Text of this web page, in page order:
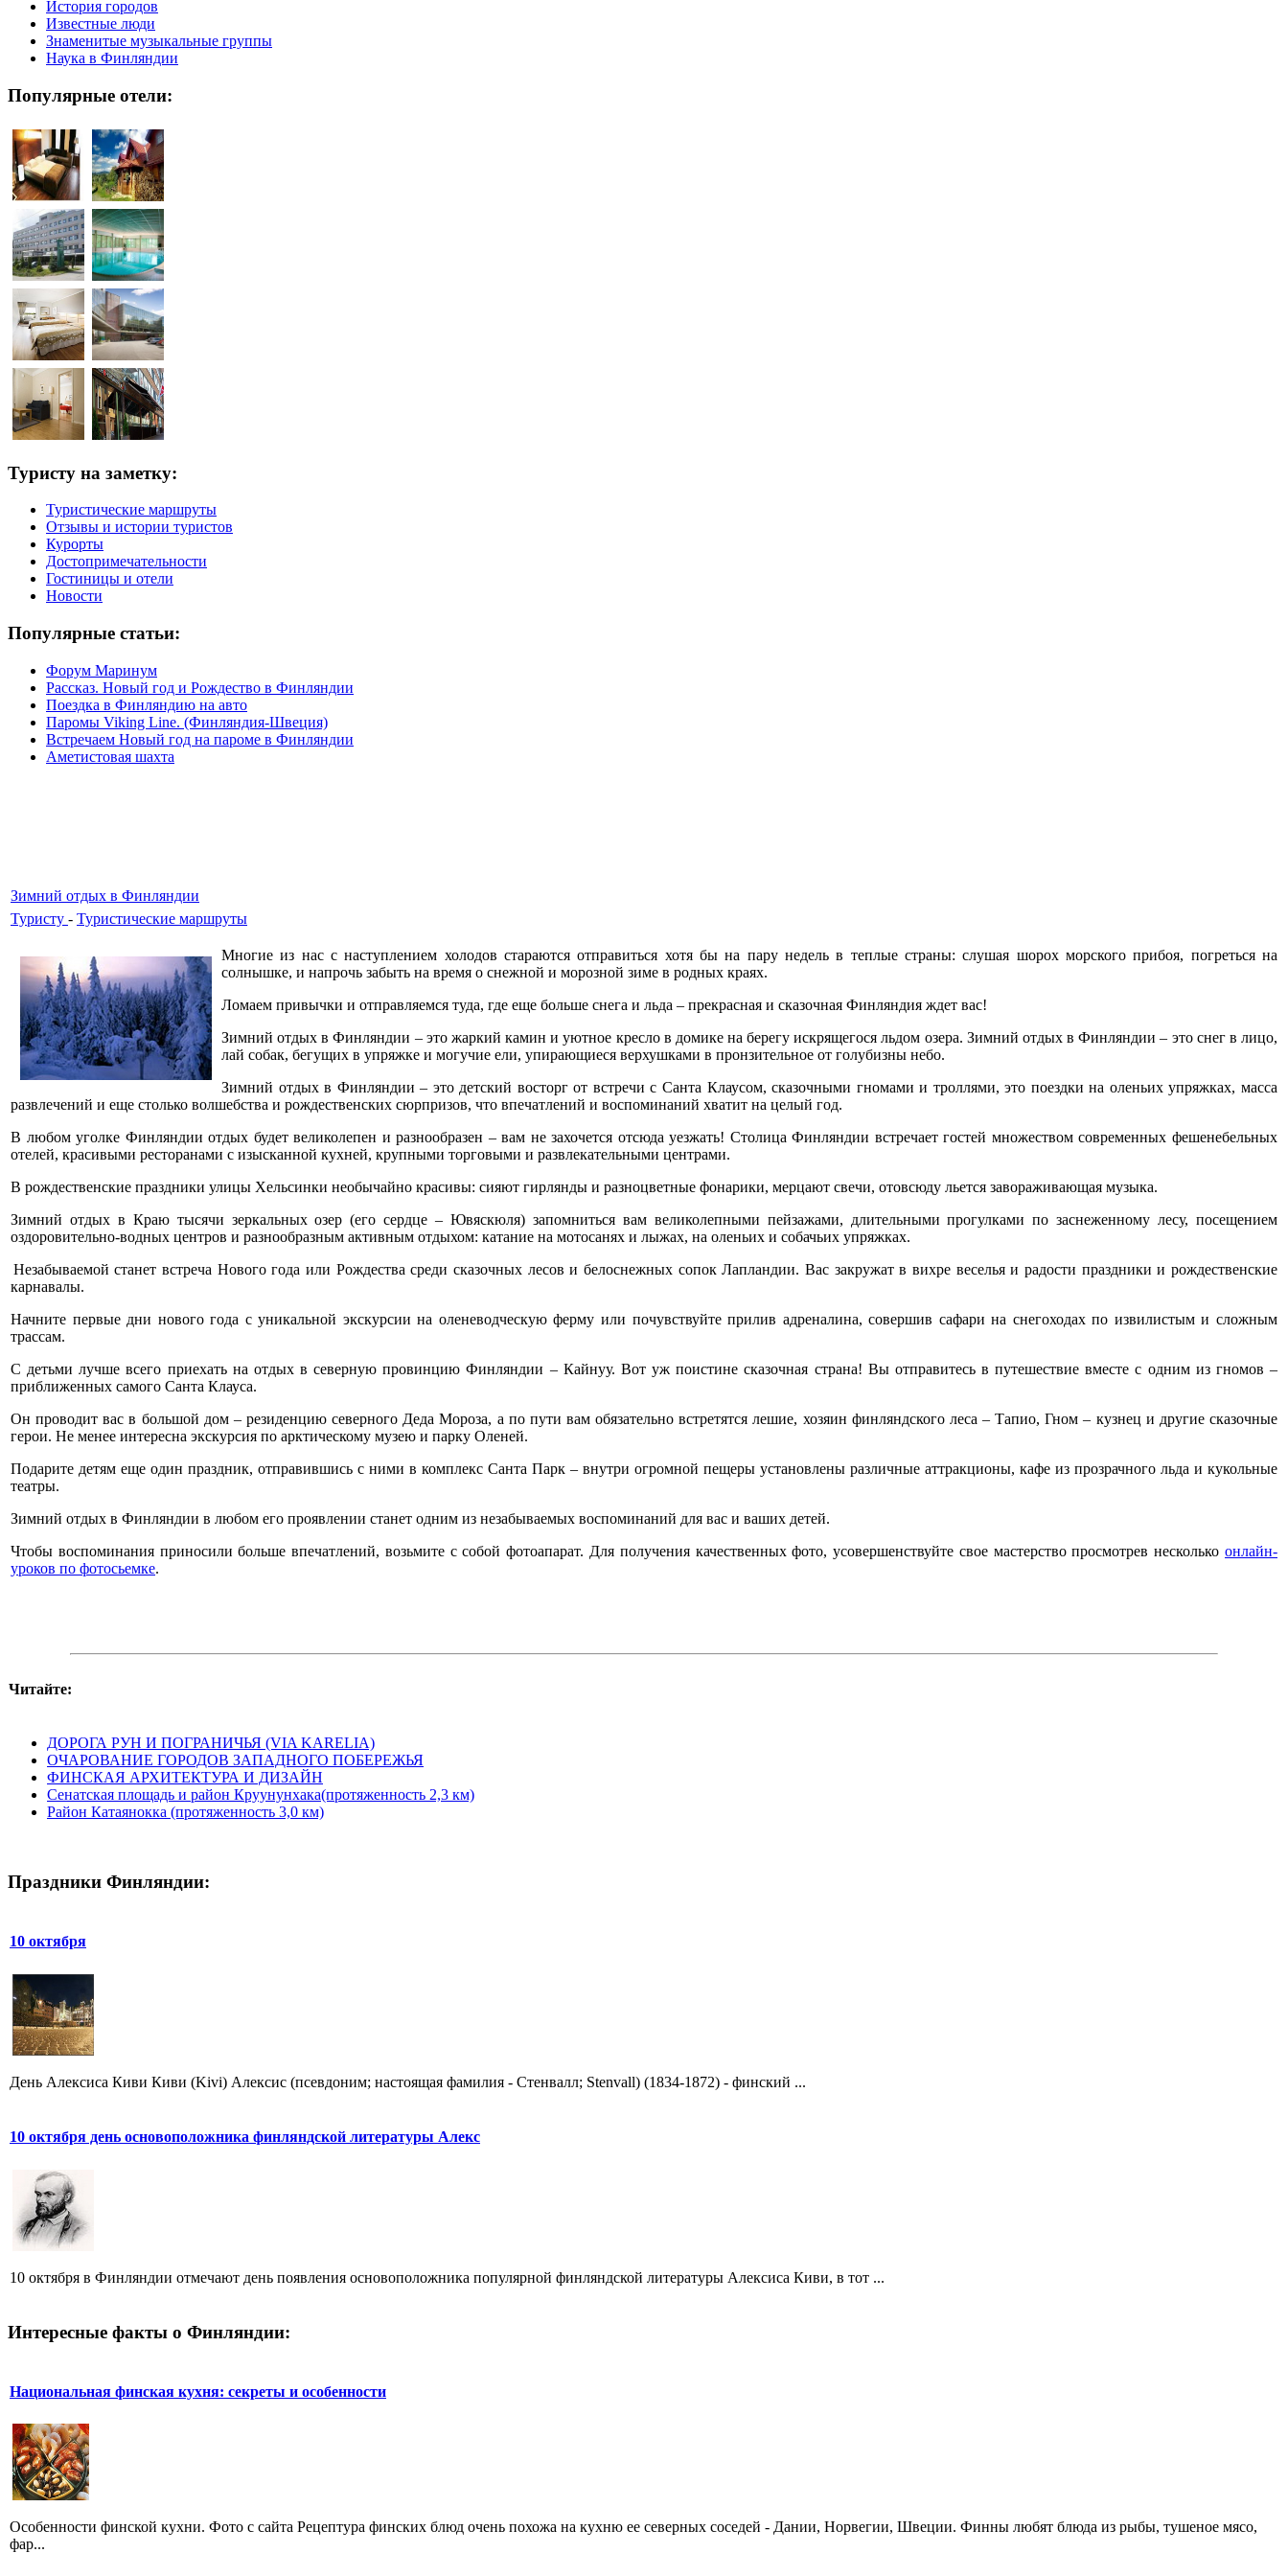
История городов
Известные люди
Знаменитые музыкальные группы
Наука в Финляндии
Популярные отели:
Туристу на заметку:
Туристические маршруты
Отзывы и истории туристов
Курорты
Достопримечательности
Гостиницы и отели
Новости
Популярные статьи:
Форум Маринум
Рассказ. Новый год и Рождество в Финляндии
Поездка в Финляндию на авто
Паромы Viking Line. (Финляндия-Швеция)
Встречаем Новый год на пароме в Финляндии
Аметистовая шахта
Зимний отдых в Финляндии
Туристу - Туристические маршруты
Многие из нас с наступлением холодов стараются отправиться хотя бы на пару недель в теплые страны: слушая шорох морского прибоя, погреться на
солнышке, и напрочь забыть на время о снежной и морозной зиме в родных краях.
Ломаем привычки и отправляемся туда, где еще больше снега и льда – прекрасная и сказочная Финляндия ждет вас!
Зимний отдых в Финляндии – это жаркий камин и уютное кресло в домике на берегу искрящегося льдом озера. Зимний отдых в Финляндии – это снег в лицо,
лай собак, бегущих в упряжке и могучие ели, упирающиеся верхушками в пронзительное от голубизны небо.
Зимний отдых в Финляндии – это детский восторг от встречи с Санта Клаусом, сказочными гномами и троллями, это поездки на оленьих упряжках, масса
развлечений и еще столько волшебства и рождественских сюрпризов, что впечатлений и воспоминаний хватит на целый год.
В любом уголке Финляндии отдых будет великолепен и разнообразен – вам не захочется отсюда уезжать! Столица Финляндии встречает гостей множеством современных фешенебельных
отелей, красивыми ресторанами с изысканной кухней, крупными торговыми и развлекательными центрами.
В рождественские праздники улицы Хельсинки необычайно красивы: сияют гирлянды и разноцветные фонарики, мерцают свечи, отовсюду льется завораживающая музыка.
Зимний отдых в Краю тысячи зеркальных озер (его сердце – Ювяскюля) запомниться вам великолепными пейзажами, длительными прогулками по заснеженному лесу, посещением
оздоровительно-водных центров и разнообразным активным отдыхом: катание на мотосанях и лыжах, на оленьих и собачьих упряжках.
Незабываемой станет встреча Нового года или Рождества среди сказочных лесов и белоснежных сопок Лапландии. Вас закружат в вихре веселья и радости праздники и рождественские
карнавалы.
Начните первые дни нового года с уникальной экскурсии на оленеводческую ферму или почувствуйте прилив адреналина, совершив сафари на снегоходах по извилистым и сложным
трассам.
С детьми лучше всего приехать на отдых в северную провинцию Финляндии – Кайнуу. Вот уж поистине сказочная страна! Вы отправитесь в путешествие вместе с одним из гномов –
приближенных самого Санта Клауса.
Он проводит вас в большой дом – резиденцию северного Деда Мороза, а по пути вам обязательно встретятся лешие, хозяин финляндского леса – Тапио, Гном – кузнец и другие сказочные
герои. Не менее интересна экскурсия по арктическому музею и парку Оленей.
Подарите детям еще один праздник, отправившись с ними в комплекс Санта Парк – внутри огромной пещеры установлены различные аттракционы, кафе из прозрачного льда и кукольные
театры.
Зимний отдых в Финляндии в любом его проявлении станет одним из незабываемых воспоминаний для вас и ваших детей.
Чтобы воспоминания приносили больше впечатлений, возьмите с собой фотоапарат. Для получения качественных фото, усовершенствуйте свое мастерство просмотрев несколько онлайн-
уроков по фотосьемке.
Читайте:
ДОРОГА РУН И ПОГРАНИЧЬЯ (VIA KARELIA)
ОЧАРОВАНИЕ ГОРОДОВ ЗАПАДНОГО ПОБЕРЕЖЬЯ
ФИНСКАЯ АРХИТЕКТУРА И ДИЗАЙН
Сенатская площадь и район Круунунхака(протяженность 2,3 км)
Район Катаянокка (протяженность 3,0 км)
Праздники Финляндии:
10 октября
День Алексиса Киви Киви (Kivi) Алексис (псевдоним; настоящая фамилия - Стенвалл; Stenvall) (1834-1872) - финский ...
10 октября день основоположника финляндской литературы Алекс
10 октября в Финляндии отмечают день появления основоположника популярной финляндской литературы Алексиса Киви, в тот ...
Интересные факты о Финляндии:
Национальная финская кухня: секреты и особенности
Особенности финской кухни. Фото с сайта Рецептура финских блюд очень похожа на кухню ее северных соседей - Дании, Норвегии, Швеции. Финны любят блюда из рыбы, тушеное мясо,
фар...